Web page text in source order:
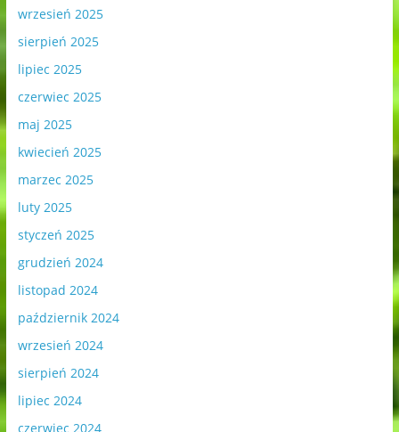
wrzesień 2025
sierpień 2025
lipiec 2025
czerwiec 2025
maj 2025
kwiecień 2025
marzec 2025
luty 2025
styczeń 2025
grudzień 2024
listopad 2024
październik 2024
wrzesień 2024
sierpień 2024
lipiec 2024
czerwiec 2024